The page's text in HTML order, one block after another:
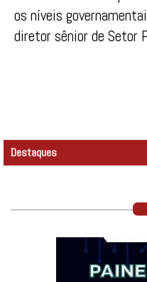
os níveis
diretor sênior de Setor
Destaques